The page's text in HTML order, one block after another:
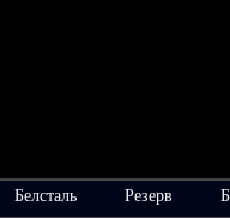
Белсталь Резерв